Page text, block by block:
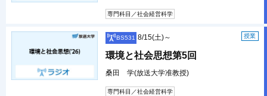
専門科目／社会経営科学
BS531 授業
8/15(土)～
環境と社会思想第5回
桑田 学(放送大学准教授)
専門科目／社会経営科学